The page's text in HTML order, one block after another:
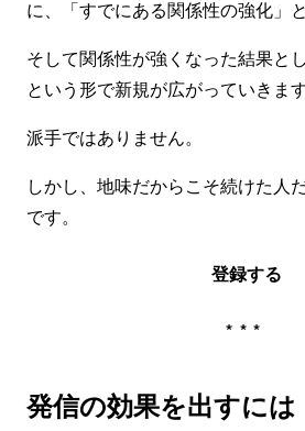
に、「すでにある関係性の強化」
そして関係性が強くなった結果と
という形で新規が広がっていきます
派手ではありません。
しかし、地味だからこそ続けた人
です。
登録する
***
発信の効果を出すに